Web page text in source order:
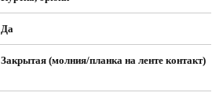
Да
Закрытая (молния/планка на ленте контакт)